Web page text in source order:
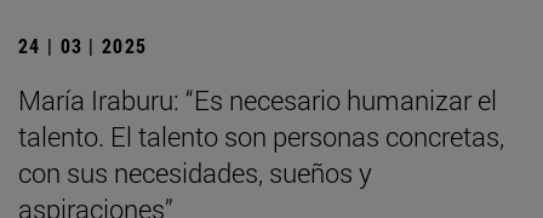
24 | 03 | 2025
María Iraburu: “Es necesario humanizar el
talento. El talento son personas concretas,
con sus necesidades, sueños y
aspiraciones”